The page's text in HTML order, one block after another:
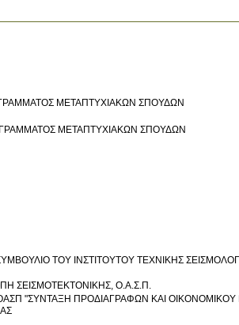
ΜΕΤΑΠΤΥΧΙΑΚΩΝ ΣΠΟΥΔΩΝ
ΜΕΤΑΠΤΥΧΙΑΚΩΝ ΣΠΟΥΔΩΝ
ΤΟΥ ΙΝΣΤΙΤΟΥΤΟΥ ΤΕΧΝΙΚΗΣ
ΜΕΛΟΣ, ΜΟΝΙΜΗ ΕΠΙΣΤΗΜΟΝΙΚΗ ΕΠΙΤΡΟΠΗ ΣΕΙΣΜΟΤΕΚΤΟΝΙΚΗΣ, Ο.Α.Σ.Π.
ΤΟΥ